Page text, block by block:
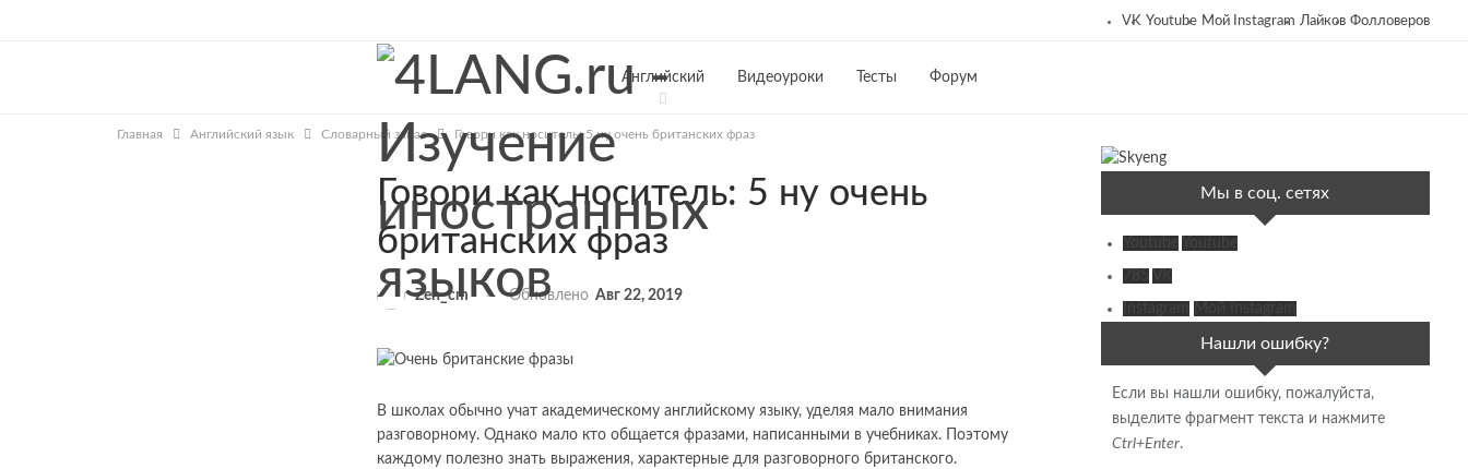
VK Youtube Мой Instagram Лайков Фолловеров
Английский Видеоуроки Тесты Форум
Главная Английский язык Словарный запас Говори как носитель: 5 ну очень британских фраз
Говори как носитель: 5 ну очень
британских фраз
Zen_cm Обновлено Авг 22, 2019
В школах обычно учат академическому английскому языку, уделяя мало внимания
разговорному. Однако мало кто общается фразами, написанными в учебниках. Поэтому
каждому полезно знать выражения, характерные для разговорного британского.
Мы в соц. сетях
Нашли ошибку?
Если вы нашли ошибку, пожалуйста,
выделите фрагмент текста и нажмите
Ctrl+Enter.